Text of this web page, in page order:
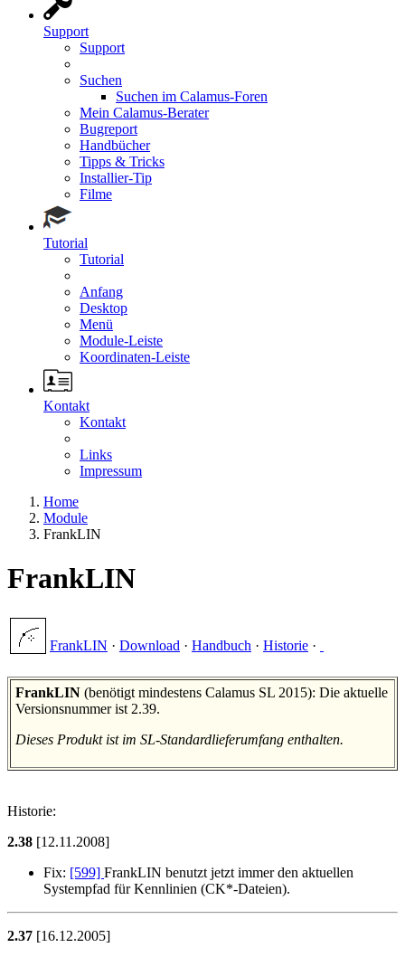
Support
Support
Suchen
Suchen im Calamus-Foren
Mein Calamus-Berater
Bugreport
Handbücher
Tipps & Tricks
Installier-Tip
Filme
Tutorial
Tutorial
Anfang
Desktop
Menü
Module-Leiste
Koordinaten-Leiste
Kontakt
Kontakt
Links
Impressum
Home
Module
FrankLIN
FrankLIN
FrankLIN · Download · Handbuch · Historie ·
FrankLIN (benötigt mindestens Calamus SL 2015): Die aktuelle
Versionsnummer ist 2.39.
Dieses Produkt ist im SL-Standardlieferumfang enthalten.
Historie:
2.38 [12.11.2008]
Fix: [599] FrankLIN benutzt jetzt immer den aktuellen
Systempfad für Kennlinien (CK*-Dateien).
2.37 [16.12.2005]